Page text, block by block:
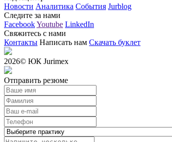
Новости Аналитика События Jurblog
Следите за нами
FacebookYoutube LinkedIn
Свяжитесь с нами
Контакты Написать нам Скачать буклет
2026© ЮК Jurimex
Отправить резюме